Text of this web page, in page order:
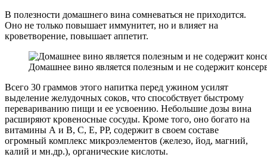
В полезности домашнего вина сомневаться не приходится.
Оно не только повышает иммунитет, но и влияет на
кроветворение, повышает аппетит.
Домашнее вино является полезным и не содержит
Всего 30 граммов этого напитка перед ужином усилят
выделение желудочных соков, что способствует быстрому
перевариванию пищи и ее усвоению. Небольшие дозы вина
расширяют кровеносные сосуды. Кроме того, оно богато на
витамины А и В, С, Е, РР, содержит в своем составе
огромный комплекс микроэлементов (железо, йод, магний,
калий и мн.др.), органические кислоты.